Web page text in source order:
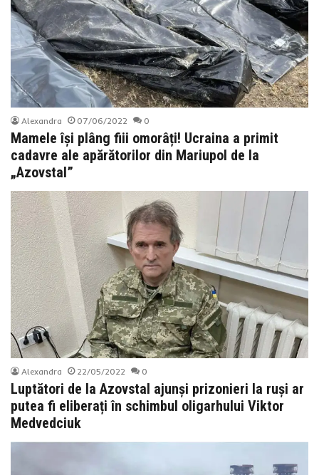
Alexandra 07/06/2022 0
Mamele își plâng fiii omorâți! Ucraina a primit
cadavre ale apărătorilor din Mariupol de la
„Azovstal”
Alexandra 22/05/2022 0
Luptători de la Azovstal ajunși prizonieri la ruși ar
putea fi eliberați în schimbul oligarhului Viktor
Medvedciuk